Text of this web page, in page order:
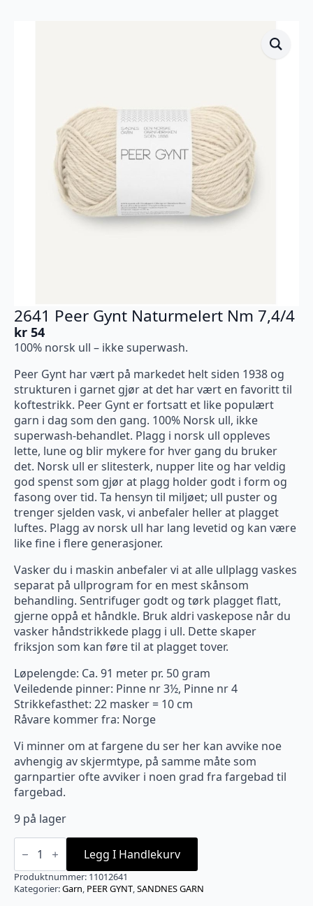
2641 Peer Gynt Naturmelert Nm 7,4/4
kr 54
100% norsk ull – ikke superwash.
Peer Gynt har vært på markedet helt siden 1938 og
strukturen i garnet gjør at det har vært en favoritt til
koftestrikk. Peer Gynt er fortsatt et like populært
garn i dag som den gang. 100% Norsk ull, ikke
superwash-behandlet. Plagg i norsk ull oppleves
lette, lune og blir mykere for hver gang du bruker
det. Norsk ull er slitesterk, nupper lite og har veldig
god spenst som gjør at plagg holder godt i form og
fasong over tid. Ta hensyn til miljøet; ull puster og
trenger sjelden vask, vi anbefaler heller at plagget
luftes. Plagg av norsk ull har lang levetid og kan være
like fine i flere generasjoner.
Vasker du i maskin anbefaler vi at alle ullplagg vaskes
separat på ullprogram for en mest skånsom
behandling. Sentrifuger godt og tørk plagget flatt,
gjerne oppå et håndkle. Bruk aldri vaskepose når du
vasker håndstrikkede plagg i ull. Dette skaper
friksjon som kan føre til at plagget tover.
Løpelengde: Ca. 91 meter pr. 50 gram
Veiledende pinner: Pinne nr 3½, Pinne nr 4
Strikkefasthet: 22 masker = 10 cm
Råvare kommer fra: Norge
Vi minner om at fargene du ser her kan avvike noe
avhengig av skjermtype, på samme måte som
garnpartier ofte avviker i noen grad fra fargebad til
fargebad.
9 på lager
2641
Peer
Naturmelert
Nm
7,4/4
Legg I Handlekurv
Produktnummer: 11012641
Kategorier:Garn, PEER GYNT,SANDNES GARN